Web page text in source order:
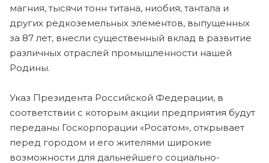
магния, тысячи тонн титана, ниобия, тантала и
других редкоземельных элементов, выпущенных
за 87 лет, внесли существенный вклад в развитие
различных отраслей промышленности нашей
Родины.
Указ Президента Российской Федерации, в
соответствии с которым акции предприятия будут
переданы Госкорпорации «Росатом», открывает
перед городом и его жителями широкие
возможности для дальнейшего социально-